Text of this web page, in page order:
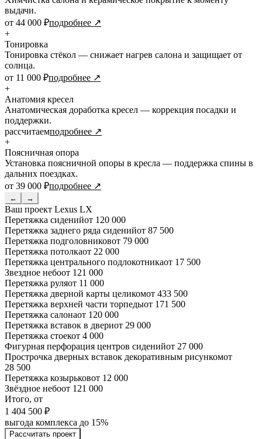
выдачи.
от 44 000 ₽подробнее ↗
+
Тонировка
Тонировка стёкол — снижает нагрев салона и защищает от
солнца.
от 11 000 ₽подробнее ↗
+
Анатомия кресел
Анатомическая доработка кресел — коррекция посадки и
поддержки.
рассчитаемподробнее ↗
+
Поясничная опора
Установка поясничной опоры в кресла — поддержка спины в
дальних поездках.
от 39 000 ₽подробнее ↗
← →
Ваш проект Lexus LX
Перетяжка сиденийот 120 000
Перетяжка заднего ряда сиденийот 87 500
Перетяжка подголовниковот 79 000
Перетяжка потолкаот 22 000
Перетяжка центрального подлокотникаот 17 500
Звездное небоот 121 000
Перетяжка руляот 11 000
Перетяжка дверной карты целикомот 433 500
Перетяжка верхней части торпедыот 171 500
Перетяжка салонаот 120 000
Перетяжка вставок в двериот 29 000
Перетяжка стоекот 4 000
Фигурная перфорация центров сиденийот 27 000
Прострочка дверных вставок декоративным рисункомот
28 500
Перетяжка козырьковот 12 000
Звёздное небоот 121 000
Итого, от
1 404 500 ₽
выгода комплекса до 15%
Рассчитать проект